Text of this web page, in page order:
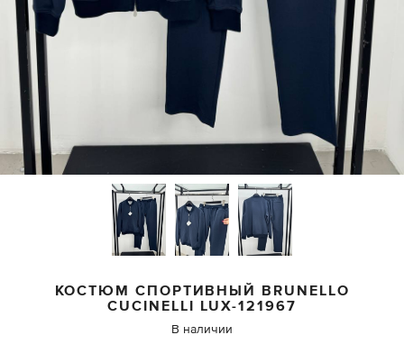
КОСТЮМ СПОРТИВНЫЙ BRUNELLO
CUCINELLI LUX-121967
В наличии